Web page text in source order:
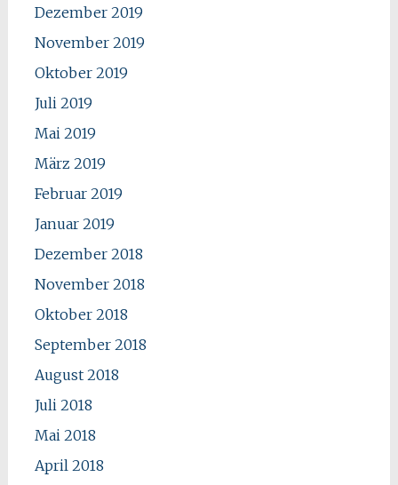
Dezember 2019
November 2019
Oktober 2019
Juli 2019
Mai 2019
März 2019
Februar 2019
Januar 2019
Dezember 2018
November 2018
Oktober 2018
September 2018
August 2018
Juli 2018
Mai 2018
April 2018